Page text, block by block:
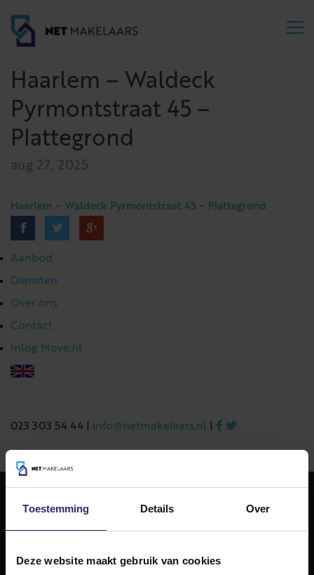
Toestemming Details Over
Deze website maakt gebruik van cookies
Haarlem – Waldeck
Pyrmontstraat 45 –
Plattegrond
aug 27, 2025
Haarlem – Waldeck Pyrmontstraat 45 – Plattegrond
Aanbod
Diensten
Over ons
Contact
Inlog Move.nl
023 303 54 44 info@netmakelaars.nl
NET Makelaars
van de huizenmarkt in Haarlem en omstreken.